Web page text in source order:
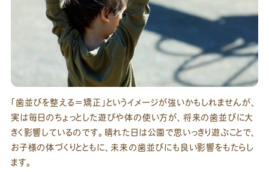
「歯並びを整える＝矯正」というイメージが強いかもしれませんが、
実は毎日のちょっとした遊びや体の使い方が、将来の歯並びに大
きく影響しているのです。晴れた日は公園で思いっきり遊ぶことで、
お子様の体づくりとともに、未来の歯並びにも良い影響をもたらし
ます。